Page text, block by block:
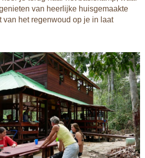
van heerlijke huisgemaakte
van het regenwoud op je in laat